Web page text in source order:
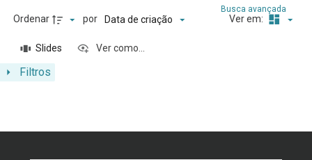
Filtros
Busca avançada
Ordenar por Data de criação Ver em:
Slides Ver como...